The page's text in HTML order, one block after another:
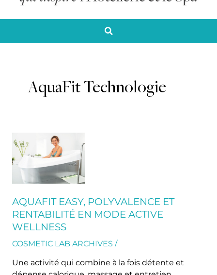
AquaFit Technologie
AQUAFIT EASY, POLYVALENCE ET
RENTABILITÉ EN MODE ACTIVE
WELLNESS
COSMETIC LAB ARCHIVES /
Une activité qui combine à la fois détente et
AQUAFIT
EASY,
polyvalence
rentabilité
en
mode
Active
Wellness